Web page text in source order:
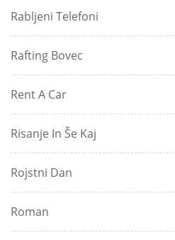
Rabljeni Telefoni
Rafting Bovec
Rent A Car
Risanje In Še Kaj
Rojstni Dan
Roman